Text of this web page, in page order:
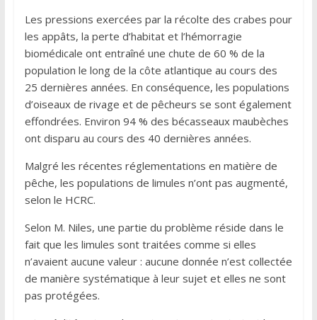
Les pressions exercées par la récolte des crabes pour
les appâts, la perte d’habitat et l’hémorragie
biomédicale ont entraîné une chute de 60 % de la
population le long de la côte atlantique au cours des
25 dernières années. En conséquence, les populations
d’oiseaux de rivage et de pêcheurs se sont également
effondrées. Environ 94 % des bécasseaux maubèches
ont disparu au cours des 40 dernières années.
Malgré les récentes réglementations en matière de
pêche, les populations de limules n’ont pas augmenté,
selon le HCRC.
Selon M. Niles, une partie du problème réside dans le
fait que les limules sont traitées comme si elles
n’avaient aucune valeur : aucune donnée n’est collectée
de manière systématique à leur sujet et elles ne sont
pas protégées.